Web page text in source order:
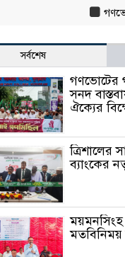
গণভোটের
সর্বশেষ
গণভোটের
সনদ
ঐক্যের
ত্রিশালের
ব্যাংকের
মতবিনিময়